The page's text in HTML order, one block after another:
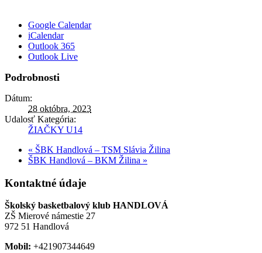
Google Calendar
iCalendar
Outlook 365
Outlook Live
Podrobnosti
Dátum:
28 októbra, 2023
Udalosť Kategória:
ŽIAČKY U14
« ŠBK Handlová – TSM Slávia Žilina
ŠBK Handlová – BKM Žilina »
Kontaktné údaje
Školský basketbalový klub HANDLOVÁ
ZŠ Mierové námestie 27
972 51 Handlová
Mobil: +421907344649